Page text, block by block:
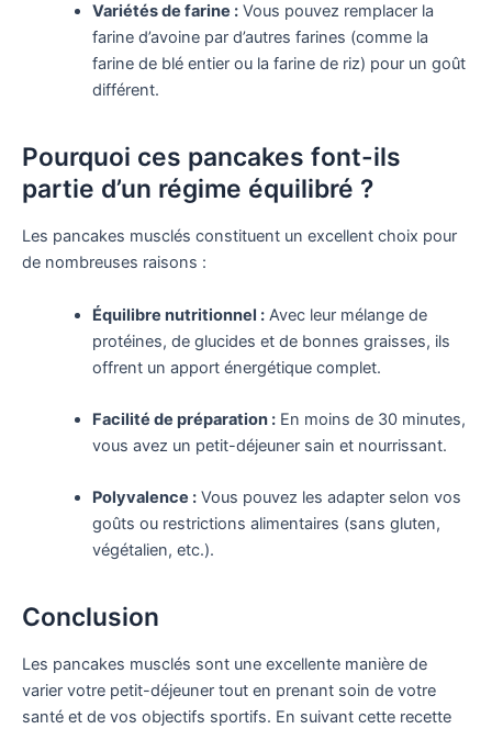
Variétés de farine :Vous pouvez remplacer la
farine d’avoine par d’autres farines (comme la
farine de blé entier ou la farine de riz) pour un goût
différent.
Pourquoi ces pancakes font-ils
partie d’un régime équilibré ?
Les pancakes musclés constituent un excellent choix pour
de nombreuses raisons :
Équilibre nutritionnel :Avec leur mélange de
protéines, de glucides et de bonnes graisses, ils
offrent un apport énergétique complet.
Facilité de préparation :En moins de 30 minutes,
vous avez un petit-déjeuner sain et nourrissant.
Polyvalence :Vous pouvez les adapter selon vos
goûts ou restrictions alimentaires (sans gluten,
végétalien, etc.).
Conclusion
Les pancakes musclés sont une excellente manière de
varier votre petit-déjeuner tout en prenant soin de votre
santé et de vos objectifs sportifs. En suivant cette recette